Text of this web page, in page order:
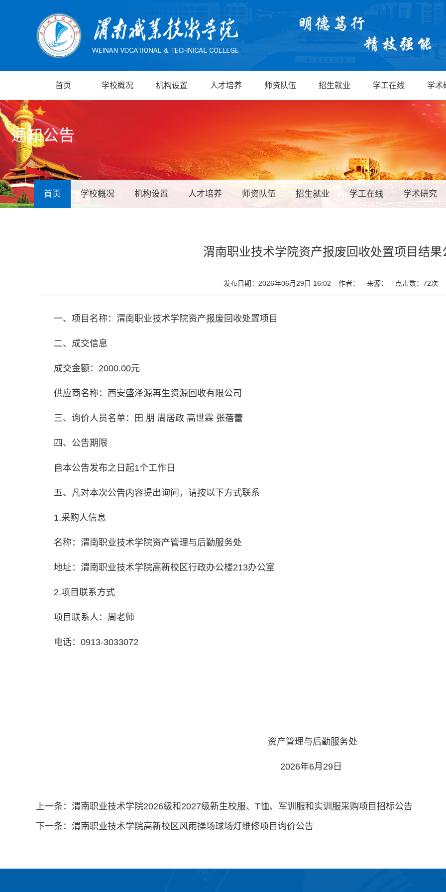
首页 学校概况 机构设置 人才培养 师资队伍 招生就业 学工在线 学术
通知公告
首页 学校概况 机构设置 人才培养 师资队伍 招生就业 学工在线 学术研究
渭南职业技术学院资产报废回收处置项目结果
发布日期：2026年06月29日 16:02 作者： 来源： 点击数： 72次
一、项目名称：渭南职业技术学院资产报废回收处置项目
二、成交信息
成交金额：2000.00元
供应商名称：西安盛泽源再生资源回收有限公司
三、询价人员名单：田 朋 周居政 高世霖 张蓓蕾
四、公告期限
自本公告发布之日起1个工作日
五、凡对本次公告内容提出询问，请按以下方式联系
1.采购人信息
名称：渭南职业技术学院资产管理与后勤服务处
地址：渭南职业技术学院高新校区行政办公楼213办公室
2.项目联系方式
项目联系人：周老师
电话：0913-3033072
资产管理与后勤服务处
2026年6月29日
上一条： 渭南职业技术学院2026级和2027级新生校服、T恤、军训服和实训服采购项目招标公告
下一条： 渭南职业技术学院高新校区风雨操场球场灯维修项目询价公告